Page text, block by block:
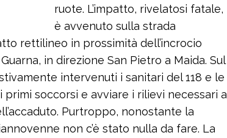
ruote. L’impatto, rivelatosi fatale,
è avvenuto sulla strada
rettilineo in prossimità dell’incrocio
in direzione San Pietro a Maida. Sul
intervenuti i sanitari del 118 e le
soccorsi e avviare i rilievi necessari a
Purtroppo, nonostante la
non c’è stato nulla da fare. La